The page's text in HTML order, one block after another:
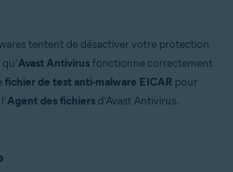
21.x
tentent de désactiver votre protection
Avast Antivirusfonctionne correctement
fichier de test anti-malware EICAR pour
Agent des fichiers d’Avast Antivirus.